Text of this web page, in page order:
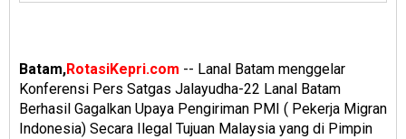
Batam,RotasiKepri.com -- Lanal Batam menggelar
Konferensi Pers Satgas Jalayudha-22 Lanal Batam
Berhasil Gagalkan Upaya Pengiriman PMI ( Pekerja Migran
Indonesia) Secara Ilegal Tujuan Malaysia yang di Pimpin